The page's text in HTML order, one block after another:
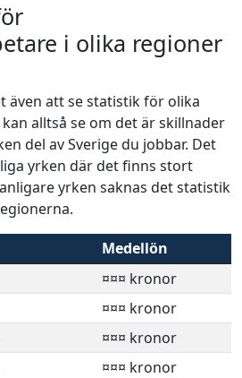
i olika regioner
även att se statistik för olika
alltså se om det är skillnader
del av Sverige du jobbar. Det
yrken där det finns stort
yrken saknas det statistik
Medellön
¤¤¤ kronor
¤¤¤ kronor
¤¤¤ kronor
¤¤¤ kronor